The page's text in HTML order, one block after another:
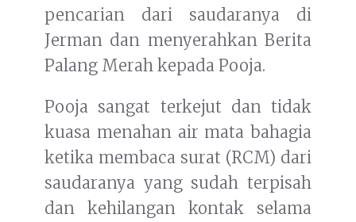
pencarian dari saudaranya di
Jerman dan menyerahkan Berita
Palang Merah kepada Pooja.
Pooja sangat terkejut dan tidak
kuasa menahan air mata bahagia
ketika membaca surat (RCM) dari
saudaranya yang sudah terpisah
dan kehilangan kontak selama